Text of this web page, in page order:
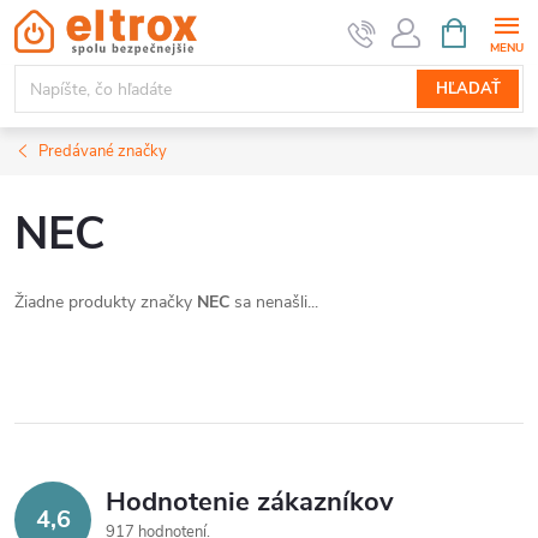
Prejsť
na
obsah
HĽADAŤ
KOŠÍK
Predávané značky
NEC
Žiadne produkty značky NEC sa nenašli...
4,6 Hodnotenie zákazníkov
917 hodnotení